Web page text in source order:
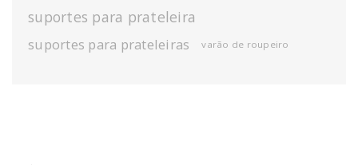
suportes para prateleira
suportes para prateleiras varão de roupeiro